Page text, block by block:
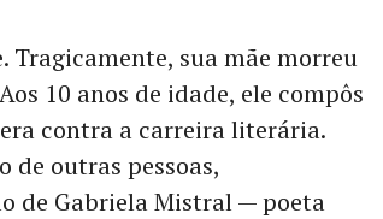
Tragicamente, sua mãe morreu
10 anos de idade, ele compôs
contra a carreira literária.
de outras pessoas,
de Gabriela Mistral — poeta